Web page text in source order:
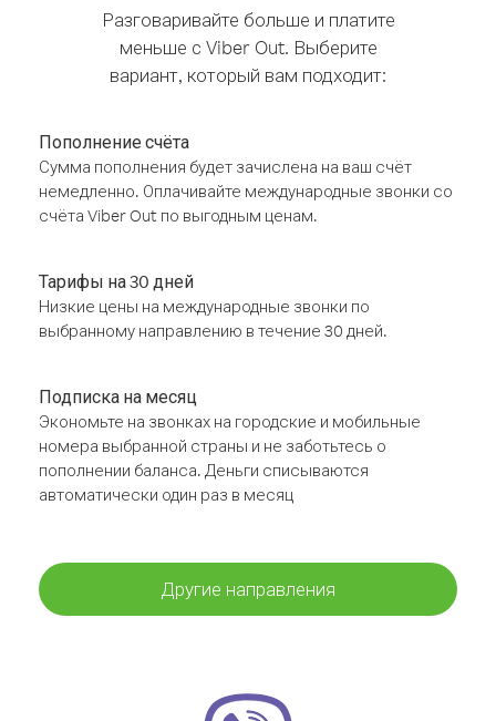
Разговаривайте больше и платите
меньше с Viber Out. Выберите
вариант, который вам подходит:
Пополнение счёта
Сумма пополнения будет зачислена на ваш счёт
немедленно. Оплачивайте международные звонки со
счёта Viber Out по выгодным ценам.
Тарифы на 30 дней
Низкие цены на международные звонки по
выбранному направлению в течение 30 дней.
Подписка на месяц
Экономьте на звонках на городские и мобильные
номера выбранной страны и не заботьтесь о
пополнении баланса. Деньги списываются
автоматически один раз в месяц
Другие направления